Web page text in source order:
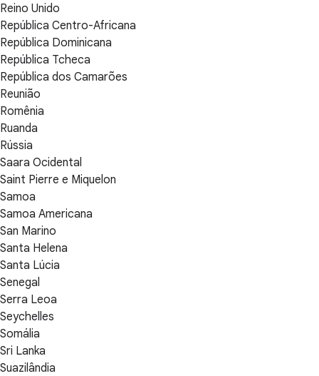
Reino Unido
República Centro-Africana
República Dominicana
República Tcheca
República dos Camarões
Reunião
Romênia
Ruanda
Rússia
Saara Ocidental
Saint Pierre e Miquelon
Samoa
Samoa Americana
San Marino
Santa Helena
Santa Lúcia
Senegal
Serra Leoa
Seychelles
Somália
Sri Lanka
Suazilândia